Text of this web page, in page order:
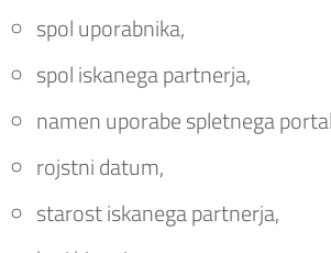
spol uporabnika,
spol iskanega partnerja,
namen uporabe spletnega
rojstni datum,
starost iskanega partnerja,